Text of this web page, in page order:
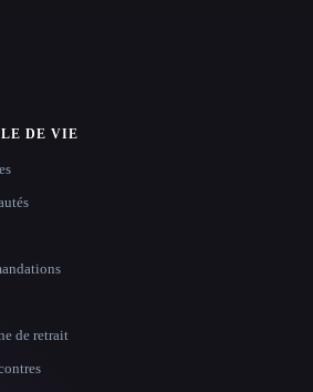
DE VIE
de retrait